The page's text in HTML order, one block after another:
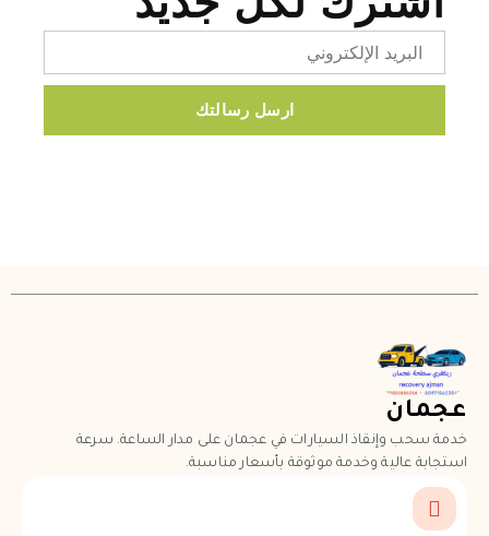
ارسل رسالتك
عجمان
خدمة سحب وإنقاذ السيارات في عجمان على مدار الساعة. سرعة
استجابة عالية وخدمة موثوقة بأسعار مناسبة.